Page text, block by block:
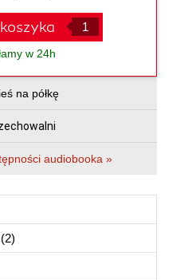
w 24h
na półkę
audiobooka »